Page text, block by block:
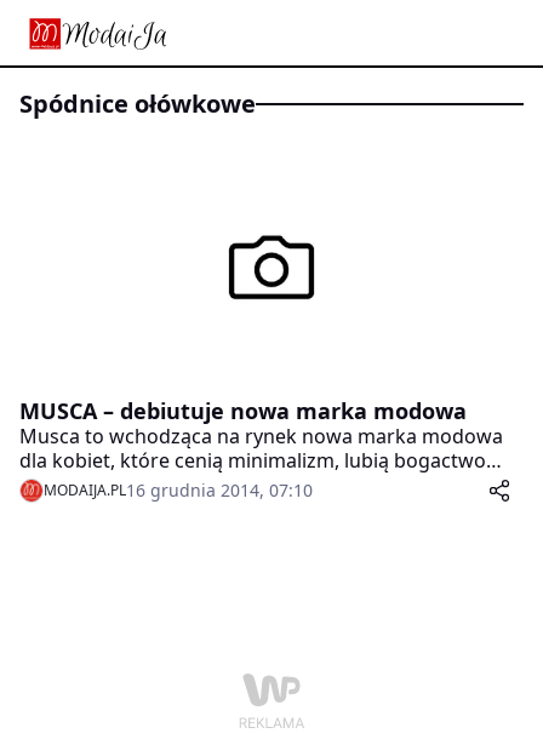
spódnice ołówkowe
MUSCA – debiutuje nowa marka modowa
Musca to wchodząca na rynek nowa marka modowa
dla kobiet, które cenią minimalizm, lubią bogactwo
kolorów, a ubieranie traktują jak sztukę.
MODAIJA.PL16 grudnia 2014, 07:10